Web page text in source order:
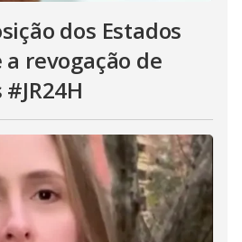
dos Estados
revogação de